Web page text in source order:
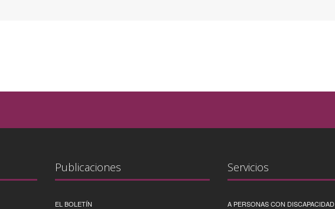
Publicaciones
EL BOLETÍN
Servicios
A PERSONAS CON DISCAPACIDAD